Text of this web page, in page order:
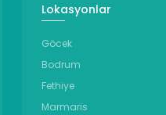
Lokasyonlar
Göcek
Bodrum
Fethiye
Marmaris